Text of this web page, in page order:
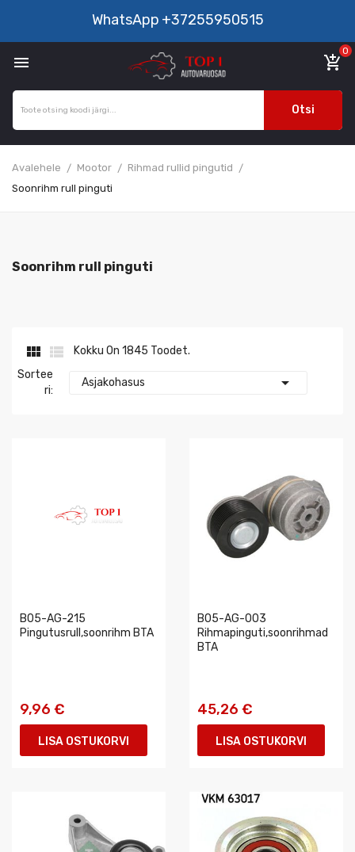
WhatsApp +37255950515
 add_shopping_cart
0
Otsi
Avalehele Mootor
Rihmad rullid pingutid
Soonrihm rull pinguti
Soonrihm rull pinguti
 
Kokku On 1845 Toodet.
Sortee
Ri:
Asjakohasus 
B05-AG-215
Pingutusrull,soonrihm BTA
9,96 €
LISA OSTUKORVI
B05-AG-003
Rihmapinguti,soonrihmad
BTA
45,26 €
LISA OSTUKORVI